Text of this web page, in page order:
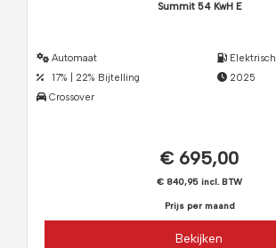
Summit 54 KwH E
Automaat
17% | 22% Bijtelling
Crossover
Elektrisch
2025
€ 695,00
€ 840,95 incl. BTW
Prijs per maand
Bekijken